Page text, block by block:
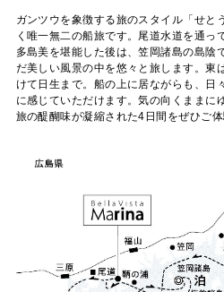
ガンツウを象徴する旅のスタイル「せと
く唯一無二の船旅です。尾道水道を通っ
多島美を堪能した後は、笠岡諸島の島陰
だ美しい風景の中を悠々と旅します。東
けて日生まで。船の上に居ながらも、日
に感じていただけます。気の向くままに
旅の醍醐味が凝縮された4日間をぜひご体